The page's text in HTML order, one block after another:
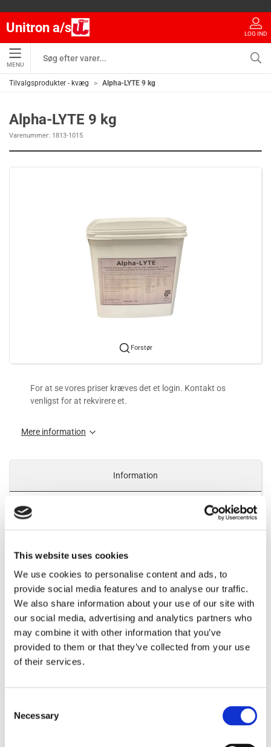
This website uses cookies
We use cookies to personalise content and ads, to
provide social media features and to analyse our traffic.
We also share information about your use of our site with
our social media, advertising and analytics partners who
may combine it with other information that you’ve
provided to them or that they’ve collected from your use
of their services.
Selection
Necessary
Unitron a/s LOG IND
MENU
Tilvalgsprodukter - kvæg Alpha-LYTE 9 kg
Alpha-LYTE 9 kg
Varenummer: 1813-1015
Forstør
For at se vores priser kræves det et login. Kontakt os
venligst for at rekvirere et.
Mere information
Information
Elektrolyt
• Kan anvendes med kontinuerlig mælketildeling
• Energiniveau opretholdes hos det syge dyr
• Indeholder ikke stoffer, der kan medføre resistens
• Kan anvendes i mælkefoderautomater
• Let at røre op i mælk / lunkent vand
• Indeholder indkapslede æteriske olier for stabilisering og
rehabilitering af tarmflora
• 40 g til 1 liter opløsning